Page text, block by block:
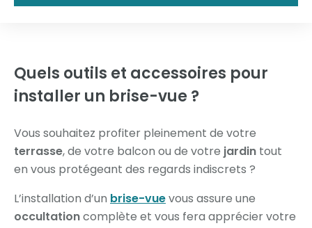
Quels outils et accessoires pour
installer un brise-vue ?
Vous souhaitez profiter pleinement de votre
terrasse, de votre balcon ou de votre jardin tout
en vous protégeant des regards indiscrets ?
L’installation d’un brise-vuevous assure une
occultationcomplète et vous fera apprécier votre